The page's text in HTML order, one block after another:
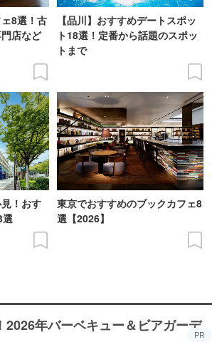
8選！古
店など
【品川】おすすめデートスポッ
ト18選！定番から話題のスポッ
トまで
！おす
東京でおすすめのブックカフェ8
選【2026】
2026年バーベキュー＆ビアガーデ
PR